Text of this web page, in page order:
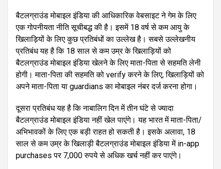
बैटलग्राउंड मोबाइल इंडिया की आधिकारिक वेबसाइट ने गेम के लिए
एक गोपनीयता नीति सूचीबद्ध की है। इसमें 18 वर्ष से कम आयु के
खिलाड़ियों के लिए कुछ प्रतिबंधों का उल्लेख है। सबसे उल्लेखनीय
प्रतिबंध यह है कि 18 साल से कम उम्र के खिलाड़ियों को
बैटलग्राउंड मोबाइल इंडिया खेलने के लिए माता-पिता से सहमति लेनी
होगी। माता-पिता की सहमति को verify करने के लिए, खिलाड़ियों को
अपने माता-पिता या guardians का मोबाइल नंबर दर्ज करना होगा।
दूसरा प्रतिबंध यह है कि नाबालिग दिन में तीन घंटे से ज्यादा
बैटलग्राउंड मोबाइल इंडिया नहीं खेल पाएंगे। यह भारत में माता-पिता/
अभिभावकों के लिए एक बड़ी राहत हो सकती है। इसके अलावा, 18
साल से कम उम्र के खिलाड़ी बैटलग्राउंड मोबाइल इंडिया में in-app
purchases पर 7,000 रुपये से अधिक खर्च नहीं कर पाएंगे।